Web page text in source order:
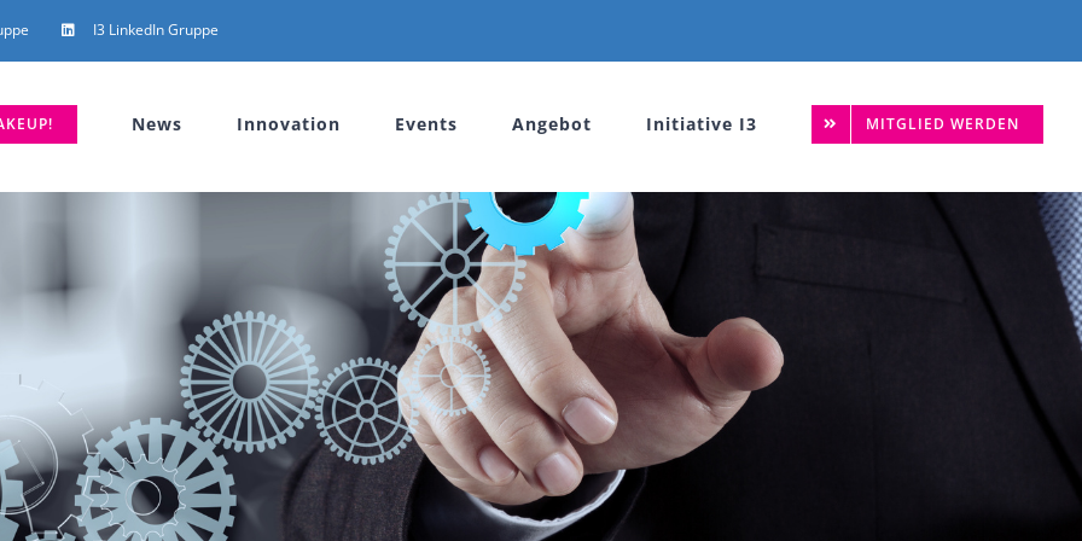
I3 LinkedIn Gruppe
News Innovation Events Angebot Initiative I3 MITGLIED WERDEN